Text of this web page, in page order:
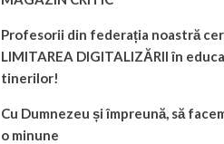
Profesorii din federația noastră cer
LIMITAREA DIGITALIZĂRII în
tinerilor!
Cu Dumnezeu și împreună, să
o minune